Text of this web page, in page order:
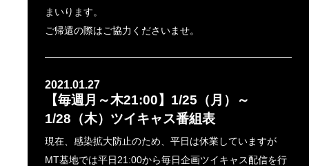
まいります。
ご帰還の際はご協力くださいませ。
2021.01.27
【毎週月～木21:00】1/25（月）～
1/28（木）ツイキャス番組表
現在、感染拡大防止のため、平日は休業していますが
MT基地では平日21:00から毎日企画ツイキャス配信を行